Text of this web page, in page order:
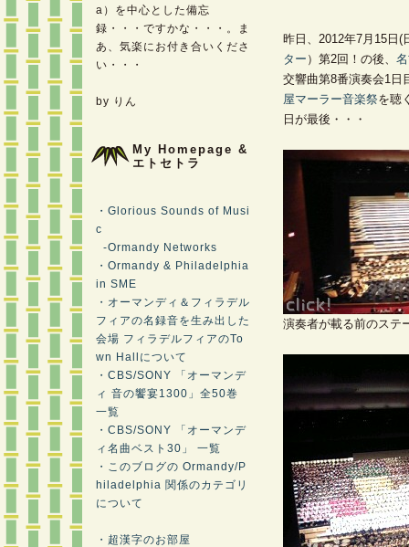
a）を中心とした備忘
録・・・ですかな・・・。ま
あ、気楽にお付き合いくださ
い・・・
by りん
My Homepage &
エトセトラ
・Glorious Sounds of Musi
c
-Ormandy Networks
・Ormandy & Philadelphia
in SME
・オーマンディ＆フィラデル
フィアの名録音を生み出した
会場 フィラデルフィアのTo
wn Hallについて
・CBS/SONY 「オーマンデ
ィ 音の饗宴1300」全50巻
一覧
・CBS/SONY 「オーマンデ
ィ名曲ベスト30」 一覧
・このブログの Ormandy/P
hiladelphia 関係のカテゴリ
について
・超漢字のお部屋
昨日、2012年7月15日(
ター ）第2回！の後、
交響曲第8番演奏会1日
屋マーラー音楽祭を聴
日が最後・・・
演奏者が載る前のステ